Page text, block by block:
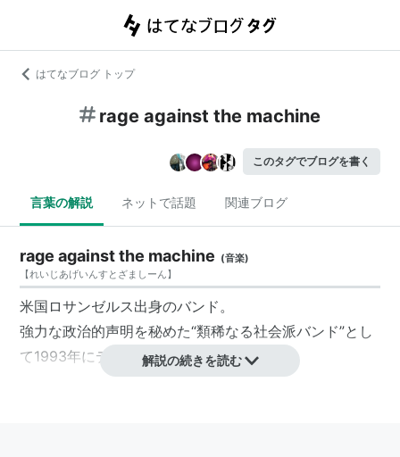
はてなブログ トップ
rage against the machine
このタグでブログを書く
言葉の解説 ネットで話題 関連ブログ
rage against the machine (音楽)
【れいじあげいんすとざましーん】
米国ロサンゼルス出身のバンド。
強力な政治的声明を秘めた“類稀なる社会派バンド”とし
て1993年にデビュー。
パンク、ヒップホップを下地に様々なジャンルを取り混
解説の続きを読む